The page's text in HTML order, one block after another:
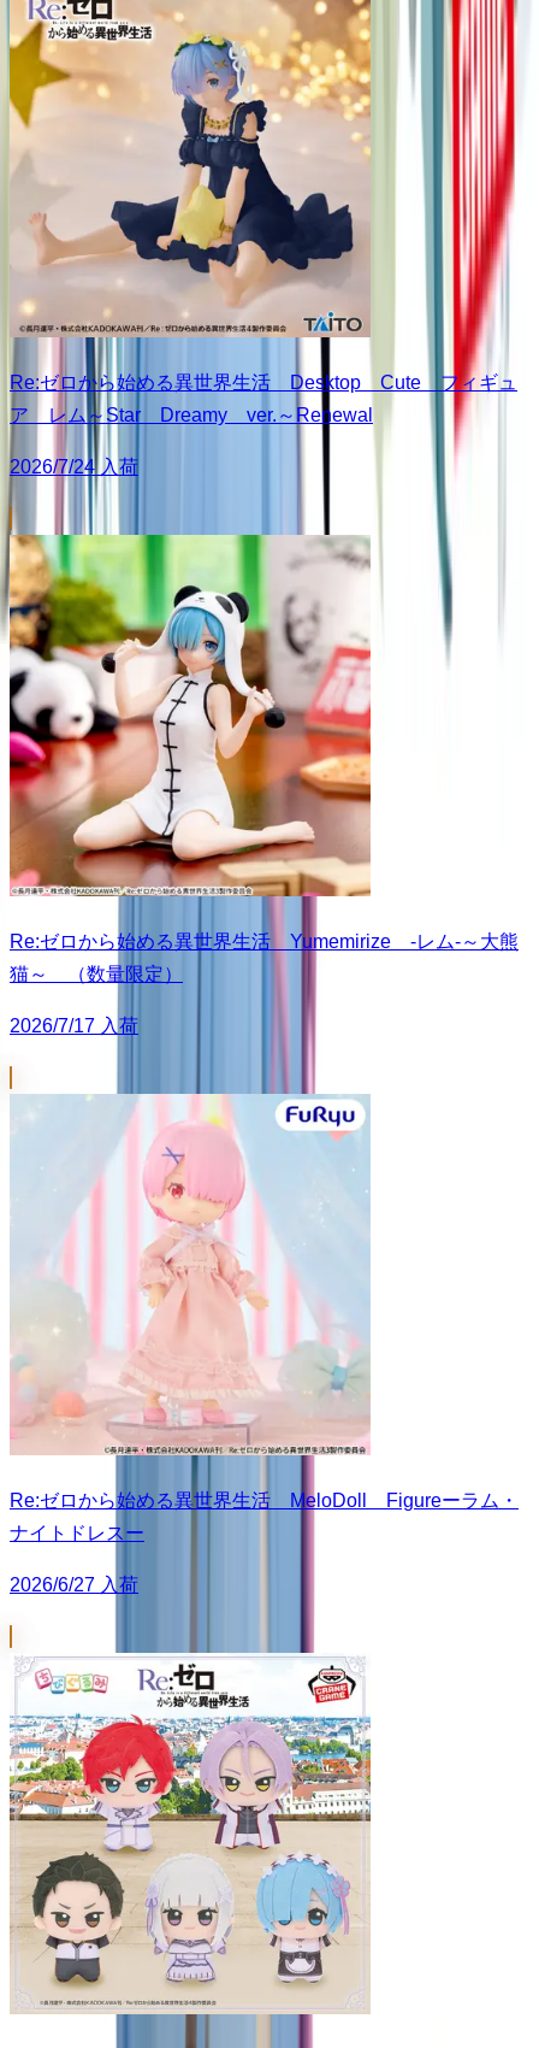
Re:ゼロから始める異世界生活 Desktop Cute フィギュ
ア レム～Star Dreamy ver.～Renewal
2026/7/24 入荷
Re:ゼロから始める異世界生活 Yumemirize ‐レム‐～大熊
猫～ （数量限定）
2026/7/17 入荷
Re:ゼロから始める異世界生活 MeloDoll Figureーラム・
ナイトドレスー
2026/6/27 入荷